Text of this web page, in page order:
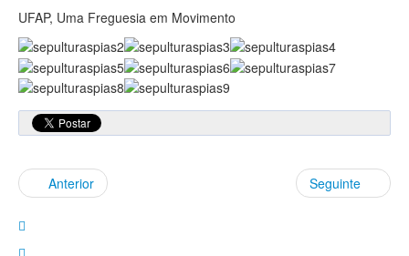
UFAP, Uma Freguesia em Movimento
Anterior Seguinte